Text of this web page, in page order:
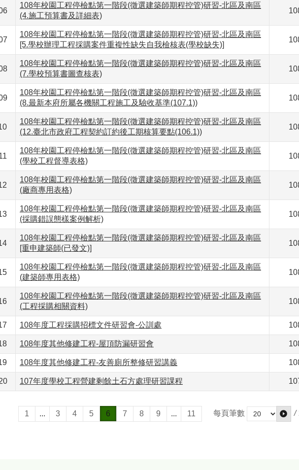
108年校園工程停檢點第一階段(徵選建築師期程控管)研習-北區及南區
(4.施工預算書及詳細表)
108年校園工程停檢點第一階段(徵選建築師期程控管)研習-北區及南區
[5.學校辦理工程採購案件重複性缺失自我檢核表(學校缺失)]
108年校園工程停檢點第一階段(徵選建築師期程控管)研習-北區及南區
(7.學校預算書圖查核表)
108年校園工程停檢點第一階段(徵選建築師期程控管)研習-北區及南區
(8.最新本府所屬各機關工程施工及驗收基準(107.1))
108年校園工程停檢點第一階段(徵選建築師期程控管)研習-北區及南區
(12.臺北市政府工程契約訂約後工期核算要點(106.1))
108年校園工程停檢點第一階段(徵選建築師期程控管)研習-北區及南區
(學校工程督導表格)
108年校園工程停檢點第一階段(徵選建築師期程控管)研習-北區及南區
(廠商專用表格)
108年校園工程停檢點第一階段(徵選建築師期程控管)研習-北區及南區
(採購錯誤態樣案例解析)
108年校園工程停檢點第一階段(徵選建築師期程控管)研習-北區及南區
[重申建築師(已發文)]
108年校園工程停檢點第一階段(徵選建築師期程控管)研習-北區及南區
(建築師專用表格)
108年校園工程停檢點第一階段(徵選建築師期程控管)研習-北區及南區
(工程採購相關資料)
108年度工程採購招標文件研習會-公訓處
108年度其他修建工程-屋頂防漏研習會
108年度其他修建工程-友善廁所整修研習講義
107年度學校工程營建剩餘土石方處理研習課程
1 ... 3 4 5 6 7 8 9 ... 11 每頁筆數 /